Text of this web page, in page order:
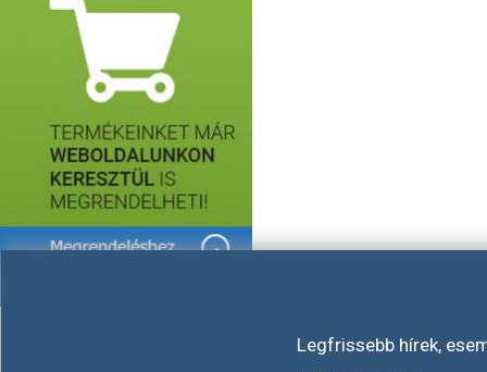
Legfrissebb hírek,